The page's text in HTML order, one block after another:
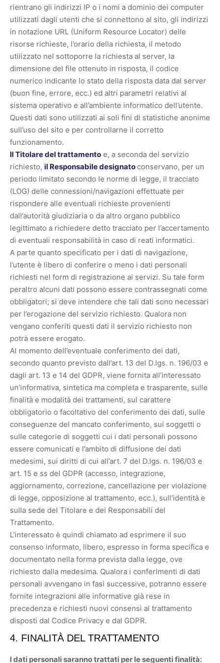
rientrano gli indirizzi IP o i nomi a dominio dei computer
utilizzati dagli utenti che si connettono al sito, gli indirizzi
in notazione URL (Uniform Resource Locator) delle
risorse richieste, l’orario della richiesta, il metodo
utilizzato nel sottoporre la richiesta al server, la
dimensione del file ottenuto in risposta, il codice
numerico indicante lo stato della risposta data dal server
(buon fine, errore, ecc.) ed altri parametri relativi al
sistema operativo e all’ambiente informatico dell’utente.
Questi dati sono utilizzati ai soli fini di statistiche anonime
sull’uso del sito e per controllarne il corretto
funzionamento.
Il Titolare del trattamento e, a seconda del servizio
richiesto, il Responsabile designatoconservano, per un
periodo limitato secondo le norme di legge, il tracciato
(LOG) delle connessioni/navigazioni effettuate per
rispondere alle eventuali richieste provenienti
dall’autorità giudiziaria o da altro organo pubblico
legittimato a richiedere detto tracciato per l’accertamento
di eventuali responsabilità in caso di reati informatici.
A parte quanto specificato per i dati di navigazione,
l’utente è libero di conferire o meno i dati personali
richiesti nel form di registrazione ai servizi. Su tale form
peraltro alcuni dati possono essere contrassegnati come
obbligatori; si deve intendere che tali dati sono necessari
per l’erogazione del servizio richiesto. Qualora non
vengano conferiti questi dati il servizio richiesto non
potrà essere erogato.
Al momento dell’eventuale conferimento dei dati,
secondo quanto previsto dall’art. 13 del D.lgs. n. 196/03 e
dagli art. 13 e 14 del GDPR, viene fornita all’interessato
un’informativa, sintetica ma completa e trasparente, sulle
finalità e modalità dei trattamenti, sul carattere
obbligatorio o facoltativo del conferimento dei dati, sulle
conseguenze del mancato conferimento, sui soggetti o
sulle categorie di soggetti cui i dati personali possono
essere comunicati e l’ambito di diffusione dei dati
medesimi, sui diritti di cui all’art. 7 del D.lgs. n. 196/03 e
art. 15 e ss del GDPR (accesso, integrazione,
aggiornamento, correzione, cancellazione per violazione
di legge, opposizione al trattamento, ecc.), sull’identità e
sulla sede del Titolare e dei Responsabili del
Trattamento.
L’interessato è quindi chiamato ad esprimere il suo
consenso informato, libero, espresso in forma specifica e
documentato nella forma prevista dalla legge, ove
richiesto dalla medesima. Qualora i conferimenti di dati
personali avvengano in fasi successive, potranno essere
fornite integrazioni alle informative già rese in
precedenza e richiesti nuovi consensi al trattamento
disposti dal Codice Privacy e dal GDPR.
4. FINALITÀ DEL TRATTAMENTO
I dati personali saranno trattati per le seguenti finalità: